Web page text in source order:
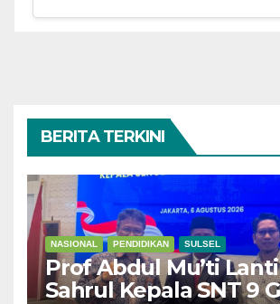
BERITA TERKINI
NASIONAL PENDIDIKAN SULSEL
Prof Abdul Mu’ti
Sahrul Kepala SNT 9